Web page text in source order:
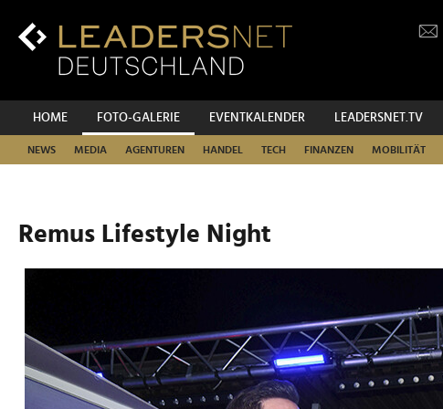
Inhalt
Hauptnavigation
HOME FOTO-GALERIE EVENTKALENDER LEADERSNET.TV
NEWS MEDIA AGENTUREN HANDEL TECH FINANZEN MOBILITÄT
Remus Lifestyle Night